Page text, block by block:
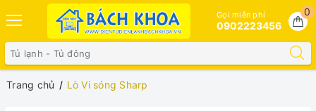
0
Gọi miễn phí
0902223456
Trang chủ Lò Vi sóng Sharp